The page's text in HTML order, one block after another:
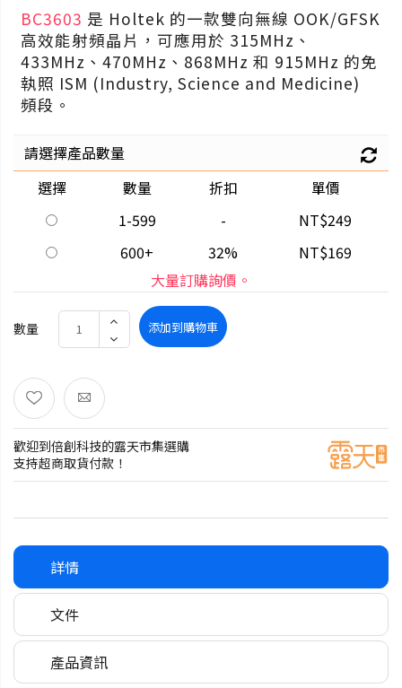
BC3603 是 Holtek 的一款雙向無線 OOK/GFSK
高效能射頻晶片，可應用於 315MHz、
433MHz、470MHz、868MHz 和 915MHz 的免
執照 ISM (Industry, Science and Medicine)
頻段。
請選擇產品數量
選擇
數量 折扣
單價
1-599
-
NT$249
600+
32%
NT$169
大量訂購詢價。
數量 添加到購物車
歡迎到倍創科技的露天市集選購
支持超商取貨付款！
詳情
文件
產品資訊